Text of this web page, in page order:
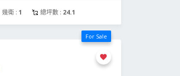
幾衛 : 1 總坪數 : 24.1
For Sale